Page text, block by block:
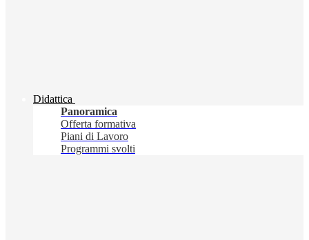
Didattica
Panoramica
Offerta formativa
Piani di Lavoro
Programmi svolti